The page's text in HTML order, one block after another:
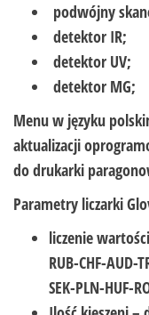
podwójny
detektor IR;
detektor UV;
detektor MG;
Menu w języku
aktualizacji
do drukarki
Parametry liczarki
liczenie
RUB-CHF-AUD-
SEK-PLN-HUF-